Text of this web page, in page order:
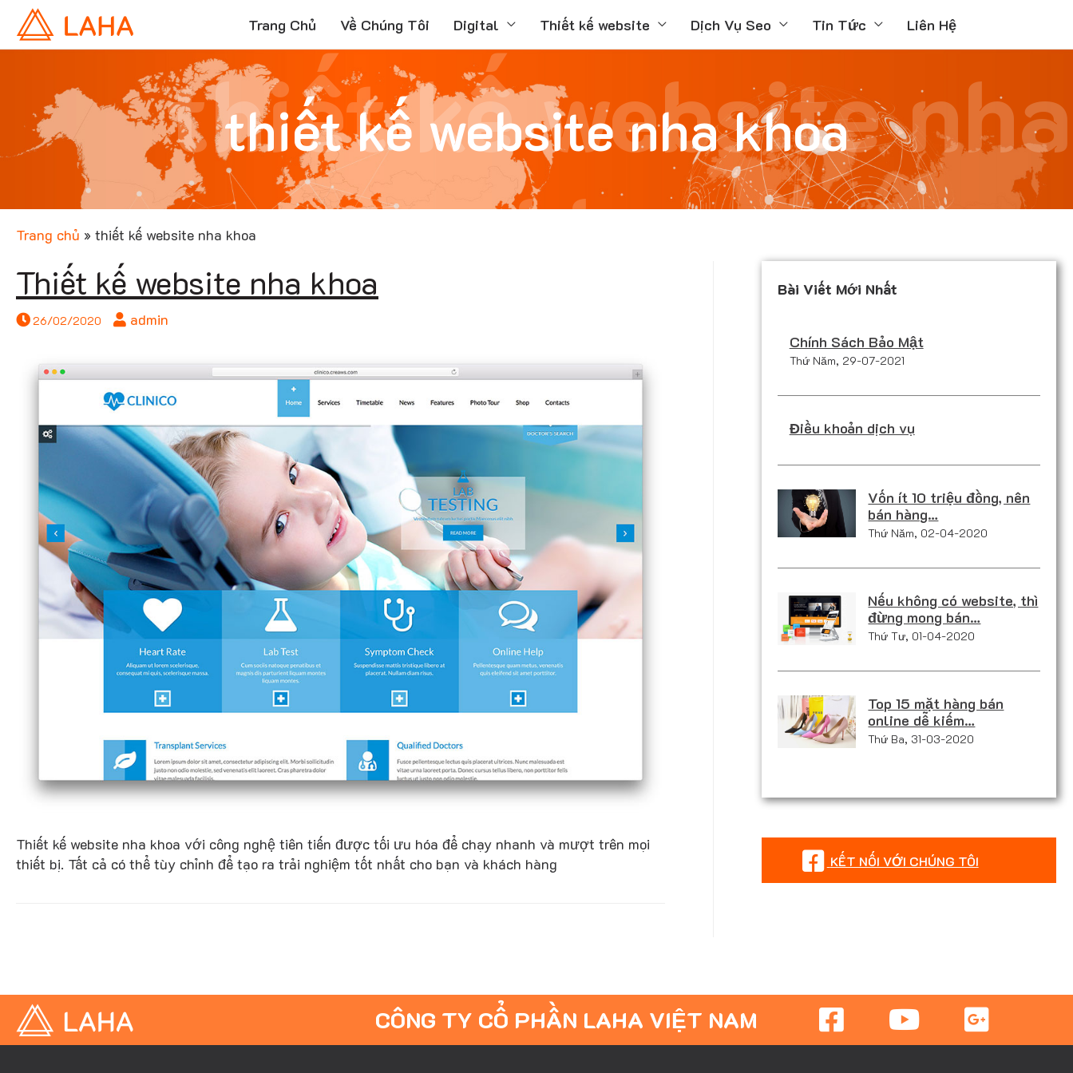
Trang Chủ Về Chúng Tôi Digital Thiết kế website Dịch Vụ Seo Tin Tức Liên Hệ
thiết kế website nha
khoa
thiết kế website nha khoa
Trang chủ » thiết kế website nha khoa
Thiết kế website nha khoa
26/02/2020 admin
Thiết kế website nha khoa với công nghệ tiên tiến được tối ưu hóa để chạy nhanh và mượt trên mọi
thiết bị. Tất cả có thể tùy chỉnh để tạo ra trải nghiệm tốt nhất cho bạn và khách hàng
Bài Viết Mới Nhất
Chính Sách Bảo Mật
Thứ Năm, 29-07-2021
Điều khoản dịch vụ
Vốn ít 10 triệu đồng, nên
bán hàng…
Thứ Năm, 02-04-2020
Nếu không có website, thì
đừng mong bán…
Thứ Tư, 01-04-2020
Top 15 mặt hàng bán
online dễ kiếm…
Thứ Ba, 31-03-2020
KẾT NỐI VỚI CHÚNG TÔI
CÔNG TY CỔ PHẦN LAHA VIỆT NAM